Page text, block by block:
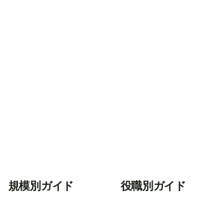
規模別ガイド 役職別ガイド